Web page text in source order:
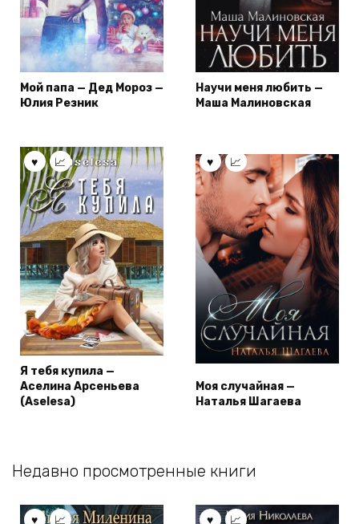
Мой папа — Дед Мороз —
Юлия Резник
Научи меня любить —
Маша Малиновская
Я тебя купила —
Аселина Арсеньева
(Aselesa)
Моя случайная —
Наталья Шагаева
Недавно просмотренные книги